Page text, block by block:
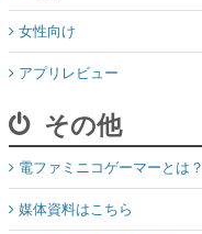
女性向け
アプリレビュー
その他
電ファミニコゲーマーとは？
媒体資料はこちら